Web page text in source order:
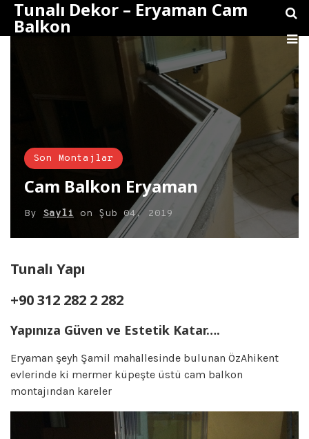
Tunalı Dekor – Eryaman Cam
Balkon
Son Montajlar
Cam Balkon Eryaman
By Sayli on Şub 04, 2019
Tunalı Yapı
+90 312 282 2 282
Yapınıza Güven ve Estetik Katar….
Eryaman şeyh Şamil mahallesinde bulunan ÖzAhikent
evlerinde ki mermer küpeşte üstü cam balkon
montajından kareler